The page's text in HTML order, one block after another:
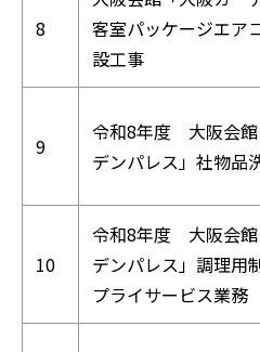
8
客室パッケージエア
設工事
9
令和8年度 大阪会館
デンパレス」社物品
10
令和8年度 大阪会館
デンパレス」調理用
プライサービス業務